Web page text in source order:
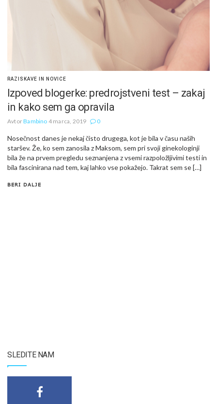
RAZISKAVE IN NOVICE
Izpoved blogerke: predrojstveni test – zakaj
in kako sem ga opravila
AvtorBambino 4 marca, 2019 0
Nosečnost danes je nekaj čisto drugega, kot je bila v času naših
staršev. Že, ko sem zanosila z Maksom, sem pri svoji ginekologinji
bila že na prvem pregledu seznanjena z vsemi razpoložljivimi testi in
bila fascinirana nad tem, kaj lahko vse pokažejo. Takrat sem se […]
BERI DALJE
SLEDITE NAM